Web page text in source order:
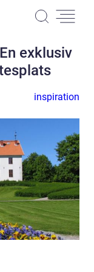
exklusiv
inspiration